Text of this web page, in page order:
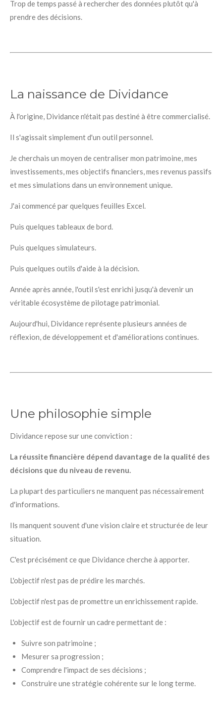
Trop de temps passé à rechercher des données plutôt qu'à
prendre des décisions.
La naissance de Dividance
À l'origine, Dividance n'était pas destiné à être commercialisé.
Il s'agissait simplement d'un outil personnel.
Je cherchais un moyen de centraliser mon patrimoine, mes
investissements, mes objectifs financiers, mes revenus passifs
et mes simulations dans un environnement unique.
J'ai commencé par quelques feuilles Excel.
Puis quelques tableaux de bord.
Puis quelques simulateurs.
Puis quelques outils d'aide à la décision.
Année après année, l'outil s'est enrichi jusqu'à devenir un
véritable écosystème de pilotage patrimonial.
Aujourd'hui, Dividance représente plusieurs années de
réflexion, de développement et d'améliorations continues.
Une philosophie simple
Dividance repose sur une conviction :
La réussite financière dépend davantage de la qualité des
décisions que du niveau de revenu.
La plupart des particuliers ne manquent pas nécessairement
d'informations.
Ils manquent souvent d'une vision claire et structurée de leur
situation.
C'est précisément ce que Dividance cherche à apporter.
L'objectif n'est pas de prédire les marchés.
L'objectif n'est pas de promettre un enrichissement rapide.
L'objectif est de fournir un cadre permettant de :
Suivre son patrimoine ;
Mesurer sa progression ;
Comprendre l'impact de ses décisions ;
Construire une stratégie cohérente sur le long terme.